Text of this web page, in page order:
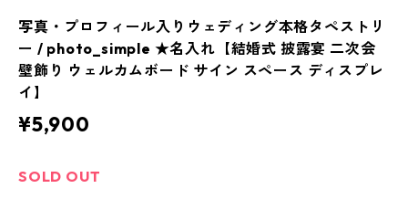
写真・プロフィール入りウェディング本格タペストリ
ー / photo_simple ★名入れ【結婚式 披露宴 二次会
壁飾り ウェルカムボード サイン スペース ディスプレ
イ】
¥5,900
SOLD OUT